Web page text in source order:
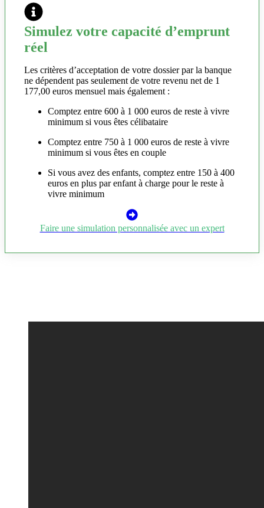
Simulez votre capacité d’emprunt
réel
Les critères d’acceptation de votre dossier par la banque
ne dépendent pas seulement de votre revenu net de 1
177,00 euros mensuel mais également :
Comptez entre 600 à 1 000 euros de reste à vivre
minimum si vous êtes célibataire
Comptez entre 750 à 1 000 euros de reste à vivre
minimum si vous êtes en couple
Si vous avez des enfants, comptez entre 150 à 400
euros en plus par enfant à charge pour le reste à
vivre minimum
Faire une simulation personnalisée avec un expert